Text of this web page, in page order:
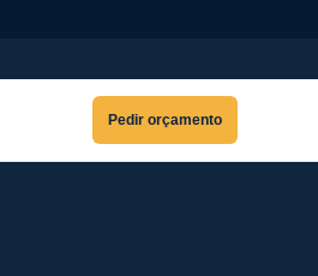
Pedir orçamento